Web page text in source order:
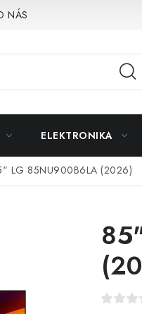
NÁS
ELEKTRONIKA
LG 85NU900B6LA (2026)